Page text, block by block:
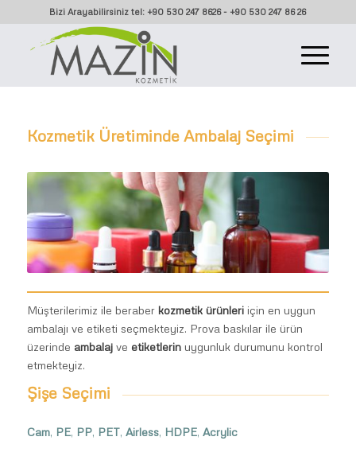
Bizi Arayabilirsiniz tel: +90 530 247 8626 - +90 530 247 86 26
Kozmetik Üretiminde Ambalaj Seçimi
Müşterilerimiz ile beraber kozmetik ürünleriiçin en uygun
ambalajı ve etiketi seçmekteyiz. Prova baskılar ile ürün
üzerinde ambalajve etiketlerinuygunluk durumunu kontrol
etmekteyiz.
Şişe Seçimi
Cam, PE, PP, PET, Airless, HDPE, Acrylic